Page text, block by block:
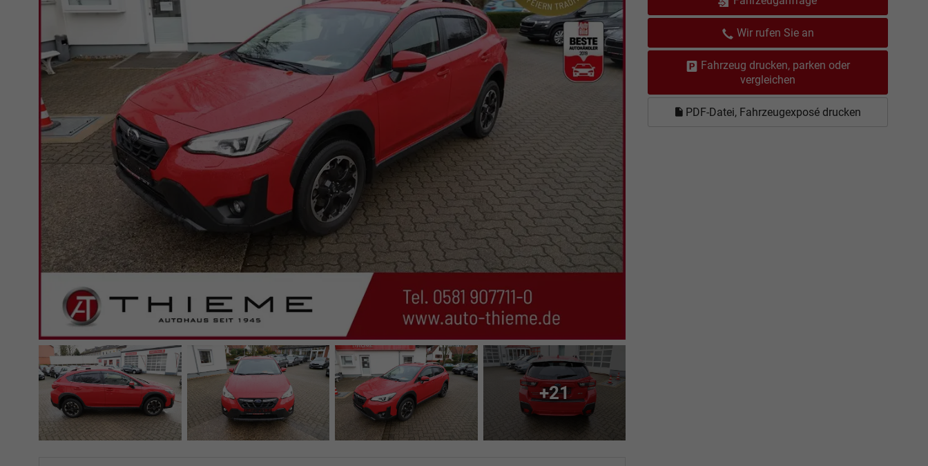
Wir rufen Sie an
Fahrzeug drucken, parken oder
vergleichen
PDF-Datei, Fahrzeugexposé drucken
+21